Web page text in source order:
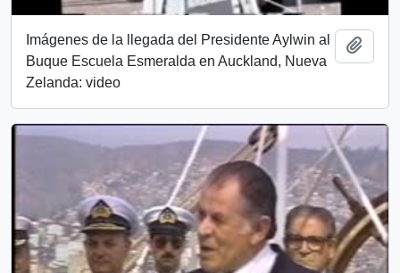
Imágenes de la llegada del Presidente Aylwin al
Buque Escuela Esmeralda en Auckland, Nueva
Zelanda: video